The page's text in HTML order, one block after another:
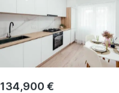
134,900 €